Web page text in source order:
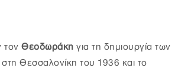
τον Θεοδωράκη για τη δημιουργία των
Θεσσαλονίκη του 1936 και το